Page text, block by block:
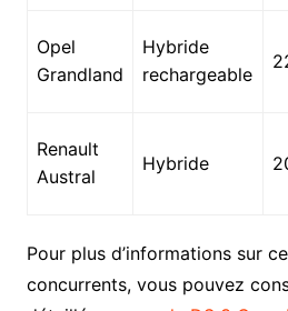
Opel
Grandland
Hybride
rechargeable
Renault
Austral
Hybride
Pour plus d’informations sur
concurrents, vous pouvez